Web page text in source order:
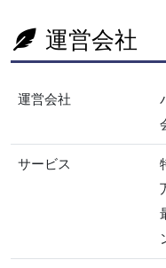
運営会社
運営会社
サービス